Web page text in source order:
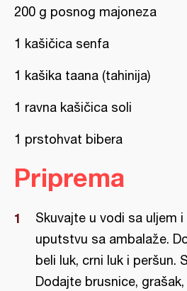
200 g posnog majoneza
1 kašičica senfa
1 kašika taana (tahinija)
1 ravna kašičica soli
1 prstohvat bibera
Priprema
Skuvajte u vodi sa uljem
uputstvu sa ambalaže.
beli luk, crni luk i peršun.
Dodajte brusnice,